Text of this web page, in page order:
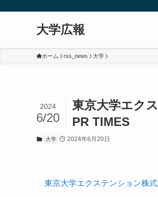
大学広報
ホーム rss_news 大学
東京大学エク
PR TIMES
2024
6/20
大学 2024年6月20日
東京大学エクステンション株